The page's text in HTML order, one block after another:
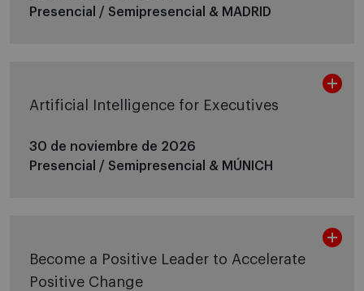
Presencial / Semipresencial & MADRID
Artificial Intelligence for Executives
30 de noviembre de 2026
Presencial / Semipresencial & MÚNICH
Become a Positive Leader to Accelerate
Positive Change